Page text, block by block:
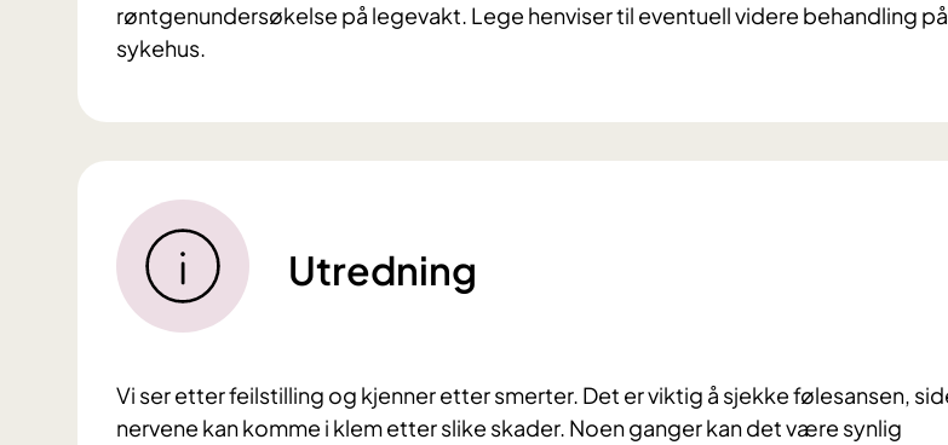
røntgenundersøkelse på legevakt. Lege henviser til eventuell videre behandling på
sykehus.
Utredning
Vi ser etter feilstilling og kjenner etter smerter. Det er viktig å sjekke følesansen,
nervene kan komme i klem etter slike skader. Noen ganger kan det være synlig